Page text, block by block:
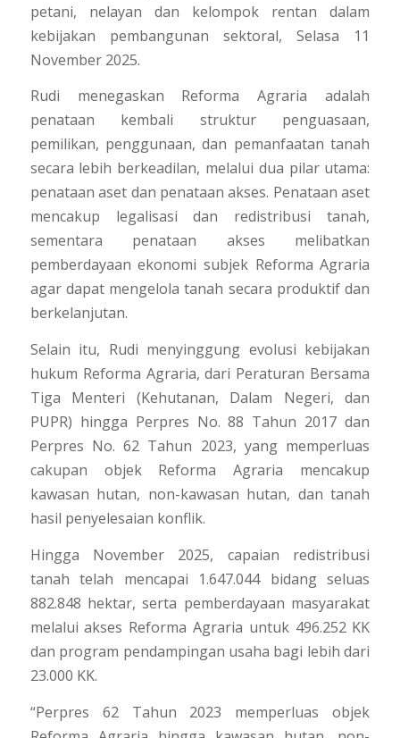
petani, nelayan dan kelompok rentan dalam
kebijakan pembangunan sektoral, Selasa 11
November 2025.
Rudi menegaskan Reforma Agraria adalah
penataan kembali struktur penguasaan,
pemilikan, penggunaan, dan pemanfaatan tanah
secara lebih berkeadilan, melalui dua pilar utama:
penataan aset dan penataan akses. Penataan aset
mencakup legalisasi dan redistribusi tanah,
sementara penataan akses melibatkan
pemberdayaan ekonomi subjek Reforma Agraria
agar dapat mengelola tanah secara produktif dan
berkelanjutan.
Selain itu, Rudi menyinggung evolusi kebijakan
hukum Reforma Agraria, dari Peraturan Bersama
Tiga Menteri (Kehutanan, Dalam Negeri, dan
PUPR) hingga Perpres No. 88 Tahun 2017 dan
Perpres No. 62 Tahun 2023, yang memperluas
cakupan objek Reforma Agraria mencakup
kawasan hutan, non-kawasan hutan, dan tanah
hasil penyelesaian konflik.
Hingga November 2025, capaian redistribusi
tanah telah mencapai 1.647.044 bidang seluas
882.848 hektar, serta pemberdayaan masyarakat
melalui akses Reforma Agraria untuk 496.252 KK
dan program pendampingan usaha bagi lebih dari
23.000 KK.
“Perpres 62 Tahun 2023 memperluas objek